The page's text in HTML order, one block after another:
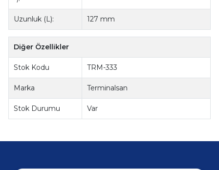
Uzunluk (L): 127 mm
Diğer Özellikler
Stok Kodu TRM-333
Marka Terminalsan
Stok Durumu Var